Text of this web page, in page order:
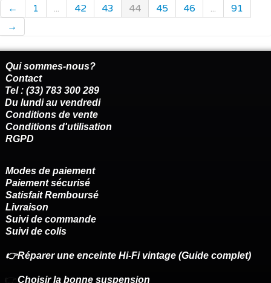
← 1 ... 42 43 44 45 46 ...
91
→
Qui sommes-nous?
Contact
Tel : (33) 783 300 289
Du lundi au vendredi
Conditions de vente
Conditions d'utilisation
RGPD
Modes de paiement
Paiement sécurisé
Satisfait Remboursé
Livraison
Suivi de commande
Suivi de colis
👉Réparer une enceinte Hi-Fi vintage (Guide complet)
👉 Choisir la bonne suspension